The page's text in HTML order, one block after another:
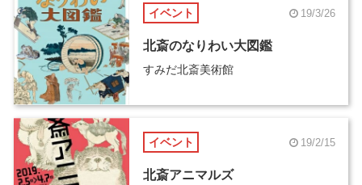
イベント 19/3/26
北斎のなりわい大図鑑
すみだ北斎美術館
イベント 19/2/15
北斎アニマルズ